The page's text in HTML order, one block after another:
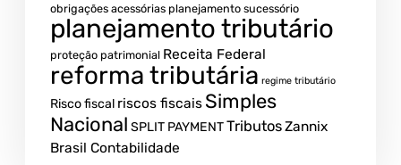
obrigações acessórias planejamento sucessório
planejamento tributário
proteção patrimonial Receita Federal
reforma tributária regime tributário
Risco fiscal riscos fiscais Simples
Nacional SPLIT PAYMENTTributosZannix
Brasil Contabilidade